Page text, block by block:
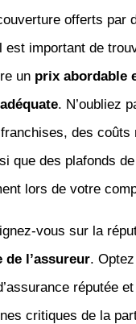
offerts par
est important de
unprix abordable
. N’oubliez
des coûts
que des plafonds de
lors de votre
vous sur la
de l’assureur.
réputée
critiques de la